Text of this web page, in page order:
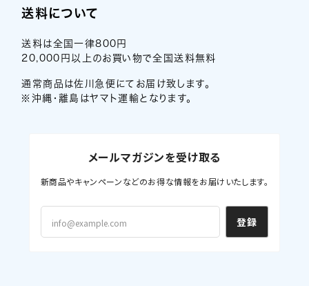
送料について
送料は全国一律800円
20,000円以上のお買い物で全国送料無料
通常商品は佐川急便にてお届け致します。
※沖縄・離島はヤマト運輸となります。
メールマガジンを受け取る
新商品やキャンペーンなどのお得な情報をお届けいたします。
登録